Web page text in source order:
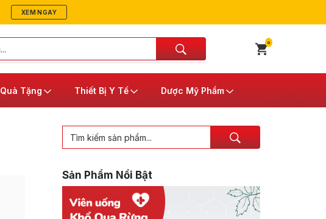
XEM NGAY
0
Quà Tặng Thiết Bị Y Tế Dược Mỹ Phẩm
Sản Phẩm Nổi Bật